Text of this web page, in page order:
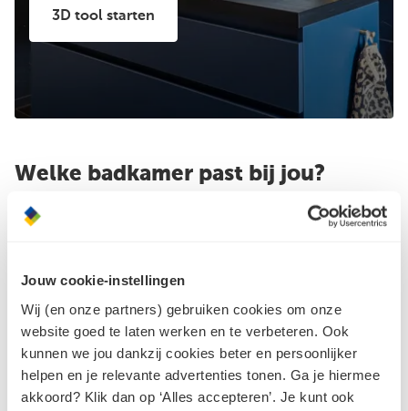
Jouw cookie-instellingen
Wij (en onze partners) gebruiken cookies om onze
website goed te laten werken en te verbeteren. Ook
kunnen we jou dankzij cookies beter en persoonlijker
helpen en je relevante advertenties tonen. Ga je hiermee
akkoord? Klik dan op ‘Alles accepteren’. Je kunt ook
3D tool starten
Welke badkamer past bij jou?
Welke badkamerstijl spreekt jou het meeste aan Of
strakke lijnen van modern, of juist kiest voor stoer
persoonlijke smaak. Laat je inspireren door de
verscheidenheid aan badkamerstijlen en ontwerp
de badkamer van je dromen. Zo wordt jouw
droombadkamer de ruimte waar smaak en stijl